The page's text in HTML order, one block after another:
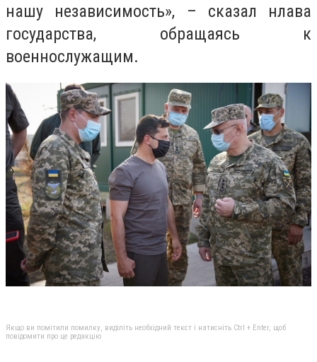
нашу независимость», – сказал нлава
государства, обращаясь к
военнослужащим.
Якщо ви помітили помилку, виділіть необхідний текст і натисніть Ctrl + Enter, щоб
повідомити про це редакцію